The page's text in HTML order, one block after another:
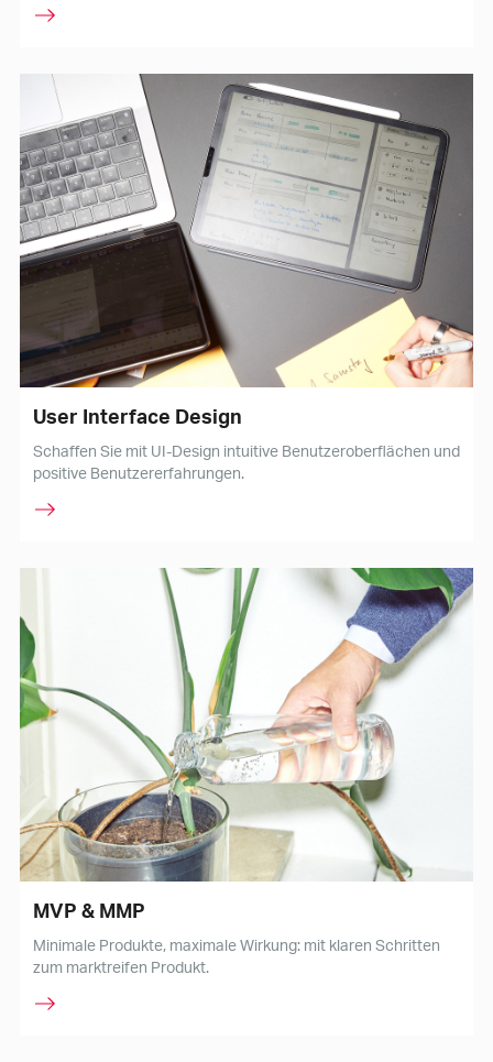
User Interface Design
Schaffen Sie mit UI-Design intuitive Benutzeroberflächen und
positive Benutzererfahrungen.
MVP & MMP
Minimale Produkte, maximale Wirkung: mit klaren Schritten
zum marktreifen Produkt.